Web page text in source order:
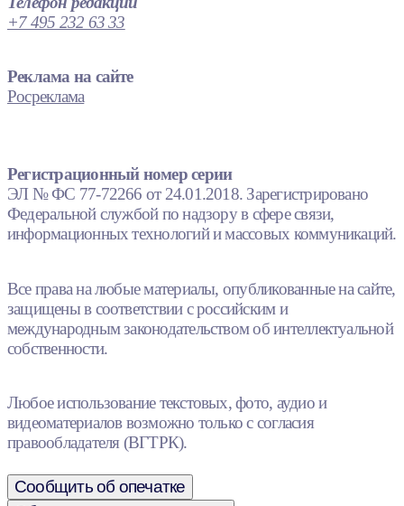
+7 495 232 63 33
Реклама на сайте
Росреклама
Регистрационный номер серии
ЭЛ № ФС 77-72266 от 24.01.2018. Зарегистрировано
Федеральной службой по надзору в сфере связи,
информационных технологий и массовых коммуникаций.
Все права на любые материалы, опубликованные на сайте,
защищены в соответствии с российским и
международным законодательством об интеллектуальной
собственности.
Любое использование текстовых, фото, аудио и
видеоматериалов возможно только с согласия
правообладателя (ВГТРК).
Сообщить об опечатке